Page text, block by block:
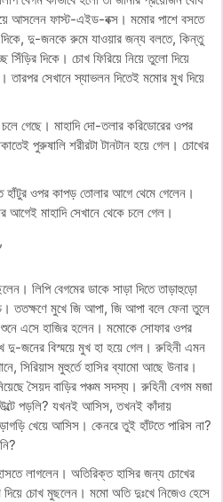
আসলেন ফাস্ট-এইড-বক্স। মমোর পাশে বসতে
দু-জনকে রুমে যাওয়ার জন্য বলতে, কিন্তু
সিঁড়ির দিকে। চোখ ফিরিয়ে নিয়ে তুলো দিয়ে
সেখানে স্যাভলন দিতেই মমোর মুখ দিয়ে
গেছে। মাহাদি দো-তলার করিডোরের ওপর
পুরুষালি শরীরটা টানটান হয়ে গেল। চোখের
হাঁটুর ওপর কাপড় তোলার আগে থেমে গেলেন।
আগেই মাহাদি সেখানে থেকে চলে গেল।
লিপি বেগমের ডাকে সাড়া দিতে তাড়াহুড়ো
ততক্ষণে মুখে জি আপা, জি আপা বলে ফেনা তুলে
এসে হাজির হলেন। মমোকে সোফার ওপর
দু-জনের বিস্ময়ে মুখ হা হয়ে গেল। রুহিনী এমন
সিরিয়াস মুহুর্তে হাসির ব্যামো আছে উনার।
সৈয়দ বাড়ির পঞ্চম সদস্য। রুহিনী বেগম মজা
পড়লি? যখনই আসিস, তখনই কাঁদায়
খেয়ে আসিস। কেনরে তুই হাঁটতে পারিস না?
লাগলেন। অতিরিক্ত হাসির জন্য চোখের
চোখ মুছলেন। মমো অতি দুঃখে নিজেও হেসে